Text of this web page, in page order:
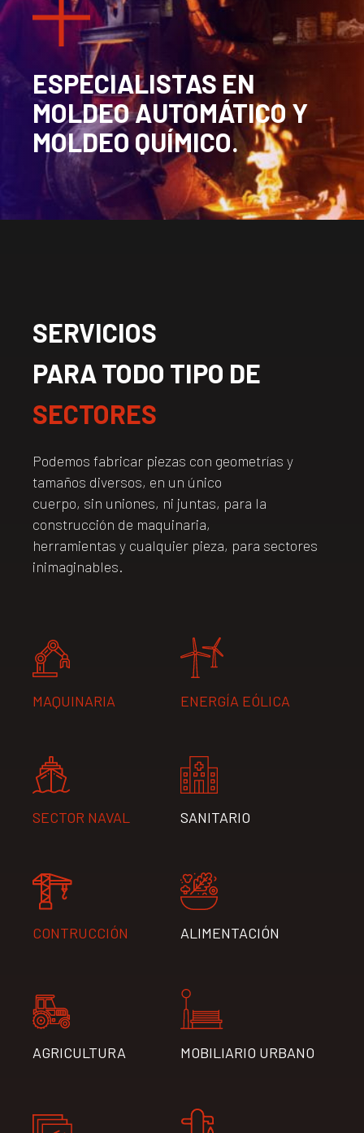
ESPECIALISTAS EN
MOLDEO AUTOMÁTICO Y
MOLDEO QUÍMICO.​
SERVICIOS
PARA TODO TIPO DE
SECTORES​
Podemos fabricar piezas con geometrías y
tamaños diversos, en un único
cuerpo, sin uniones, ni juntas, para la
construcción de maquinaria,
herramientas y cualquier pieza, para sectores
inimaginables.
MAQUINARIA
SECTOR NAVAL
CONTRUCCIÓN
AGRICULTURA
ENERGÍA EÓLICA
SANITARIO
ALIMENTACIÓN
MOBILIARIO URBANO